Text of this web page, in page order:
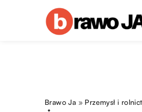
Brawo Ja » Przemysł i